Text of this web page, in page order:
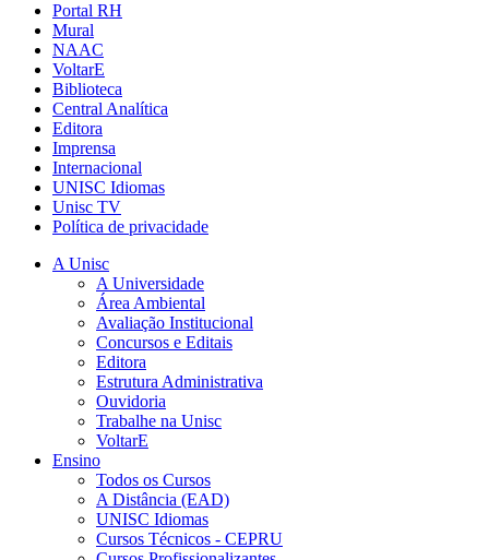
Portal RH
Mural
NAAC
VoltarE
Biblioteca
Central Analítica
Editora
Imprensa
Internacional
UNISC Idiomas
Unisc TV
Política de privacidade
A Unisc
A Universidade
Área Ambiental
Avaliação Institucional
Concursos e Editais
Editora
Estrutura Administrativa
Ouvidoria
Trabalhe na Unisc
VoltarE
Ensino
Todos os Cursos
A Distância (EAD)
UNISC Idiomas
Cursos Técnicos - CEPRU